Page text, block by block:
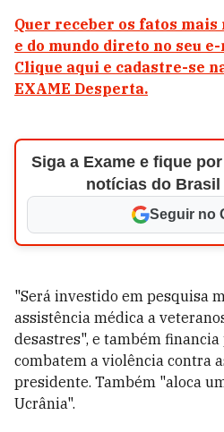
Quer receber os fatos
e do mundo direto no seu
Clique aqui e cadastre-se
EXAME Desperta.
Siga a Exame e fique
notícias do Brasil
Seguir no
"Será investido em pesquisa
assistência médica a
desastres", e também
combatem a violência contra
presidente. Também "aloca
Ucrânia".